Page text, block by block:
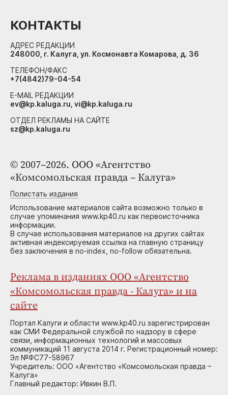
© 2007–2026. ООО «Агентство
«Комсомольская правда – Калуга»
Полистать издания
Использование материалов сайта возможно только в
случае упоминания www.kp40.ru как первоисточника
информации.
В случае использования материалов на других сайтах
активная индексируемая ссылка на главную страницу
без заключения в no-index, no-follow обязательна.
Реклама в изданиях ООО «Агентство
«Комсомольская правда - Калуга» и на
сайте
Портал Калуги и области www.kp40.ru зарегистрирован
как СМИ Федеральной службой по надзору в сфере
связи, информационных технологий и массовых
коммуникаций 11 августа 2014 г. Регистрационный номер:
Эл №ФС77-58967
Учредитель: ООО «Агентство «Комсомольская правда –
Калуга»
Главный редактор: Ивкин В.П.
КОНТАКТЫ
АДРЕС РЕДАКЦИИ
248000, г. Калуга, ул. Космонавта Комарова, д. 36
ТЕЛЕФОН/ФАКС
+7(4842)79-04-54
E-MAIL РЕДАКЦИИ
ev@kp.kaluga.ru, vi@kp.kaluga.ru
ОТДЕЛ РЕКЛАМЫ НА САЙТЕ
sz@kp.kaluga.ru